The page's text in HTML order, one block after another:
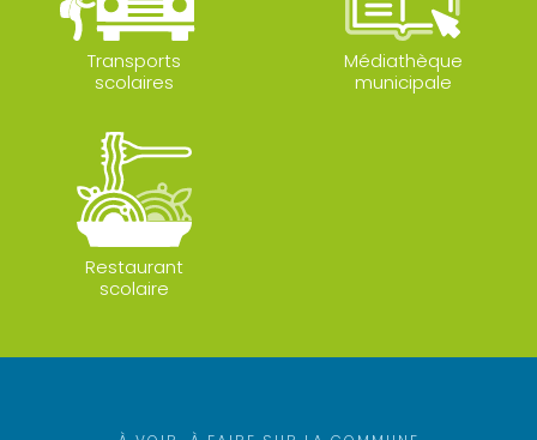
Transports
scolaires
Médiathèque
municipale
Restaurant
scolaire